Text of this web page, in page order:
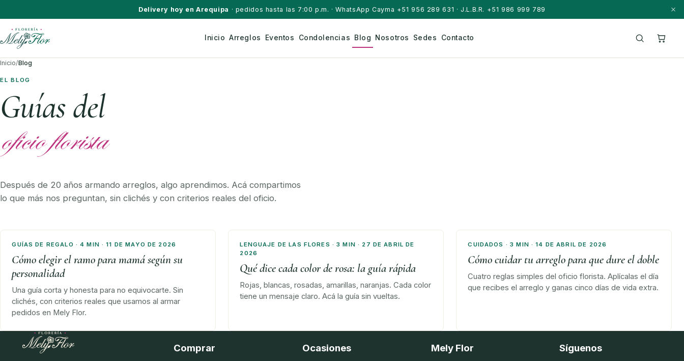
Delivery hoy en Arequipa · pedidos hasta las 7:00 p.m. · WhatsApp Cayma +51 956 289 631 · J.L.B.R. +51 986 999 789
Inicio Arreglos Eventos Condolencias Blog Nosotros Sedes Contacto
Inicio/Blog
EL BLOG
Guías del
oficio florista
Después de 20 años armando arreglos, algo aprendimos. Acá compartimos
lo que más nos preguntan, sin clichés y con criterios reales del oficio.
GUÍAS DE REGALO · 4 MIN · 11 DE MAYO DE 2026
Cómo elegir el ramo para mamá según su
personalidad
Una guía corta y honesta para no equivocarte. Sin
clichés, con criterios reales que usamos al armar
pedidos en Mely Flor.
LENGUAJE DE LAS FLORES · 3 MIN · 27 DE ABRIL DE
2026
Qué dice cada color de rosa: la guía rápida
Rojas, blancas, rosadas, amarillas, naranjas. Cada color
tiene un mensaje claro. Acá la guía sin vueltas.
CUIDADOS · 3 MIN · 14 DE ABRIL DE 2026
Cómo cuidar tu arreglo para que dure el doble
Cuatro reglas simples del oficio florista. Aplícalas el día
que recibes el arreglo y ganas cinco días de vida extra.
Comprar Ocasiones Mely Flor Síguenos